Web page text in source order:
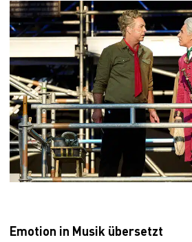
Emotion in Musik übersetzt